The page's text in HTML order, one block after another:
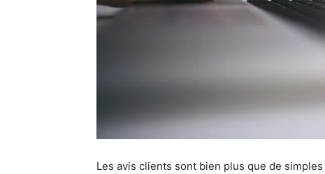
Les avis clients sont bien plus que de